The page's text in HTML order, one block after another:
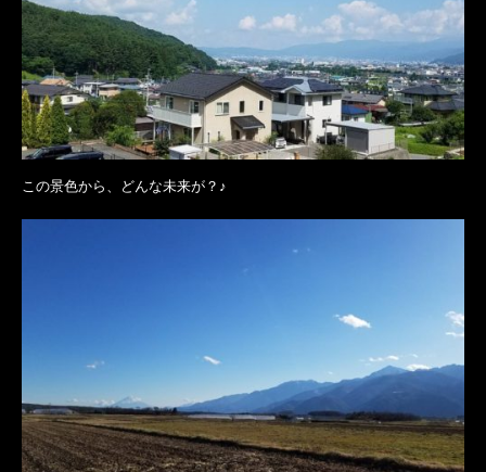
この景色から、どんな未来が？♪